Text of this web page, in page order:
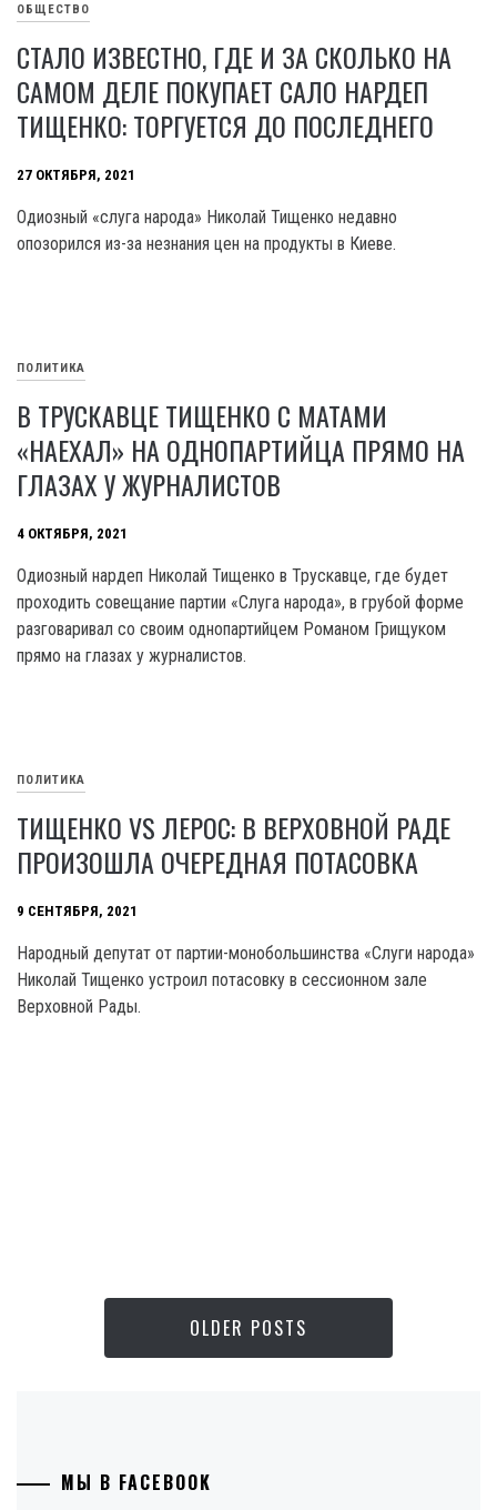
ОБЩЕСТВО
СТАЛО ИЗВЕСТНО, ГДЕ И ЗА СКОЛЬКО НА
САМОМ ДЕЛЕ ПОКУПАЕТ САЛО НАРДЕП
ТИЩЕНКО: ТОРГУЕТСЯ ДО ПОСЛЕДНЕГО
27 ОКТЯБРЯ, 2021
Одиозный «слуга народа» Николай Тищенко недавно
опозорился из-за незнания цен на продукты в Киеве.
ПОЛИТИКА
В ТРУСКАВЦЕ ТИЩЕНКО С МАТАМИ
«НАЕХАЛ» НА ОДНОПАРТИЙЦА ПРЯМО НА
ГЛАЗАХ У ЖУРНАЛИСТОВ
4 ОКТЯБРЯ, 2021
Одиозный нардеп Николай Тищенко в Трускавце, где будет
проходить совещание партии «Слуга народа», в грубой форме
разговаривал со своим однопартийцем Романом Грищуком
прямо на глазах у журналистов.
ПОЛИТИКА
ТИЩЕНКО VS ЛЕРОС: В ВЕРХОВНОЙ РАДЕ
ПРОИЗОШЛА ОЧЕРЕДНАЯ ПОТАСОВКА
9 СЕНТЯБРЯ, 2021
Народный депутат от партии-монобольшинства «Слуги народа»
Николай Тищенко устроил потасовку в сессионном зале
Верховной Рады.
OLDER POSTS
МЫ В FACEBOOK